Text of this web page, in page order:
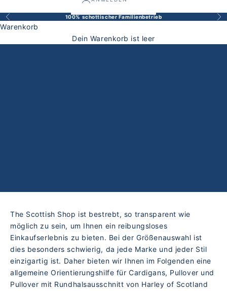
Zurück 100% schottischer Familienbetrieb Vor
Warenkorb
Dein Warenkorb ist leer
Harley of Scotland Herren großenrategeber
The Scottish Shop ist bestrebt, so transparent wie
möglich zu sein, um Ihnen ein reibungsloses
Einkaufserlebnis zu bieten. Bei der Größenauswahl ist
dies besonders schwierig, da jede Marke und jeder Stil
einzigartig ist. Daher bieten wir Ihnen im Folgenden eine
allgemeine Orientierungshilfe für Cardigans, Pullover und
Pullover mit Rundhalsausschnitt von Harley of Scotland